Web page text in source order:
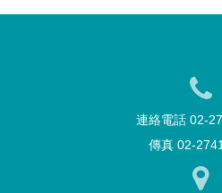
連絡電話 02-
傳真 02-